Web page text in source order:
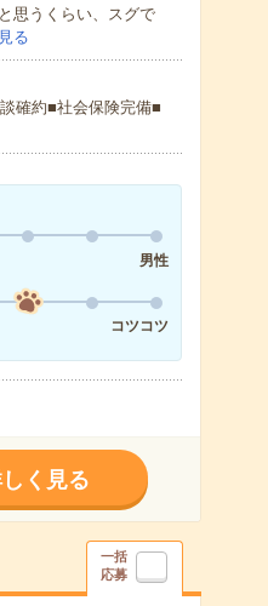
思うくらい、スグで
る
確約■社会保険完備■
男性
コツコツ
く見る
一括
応募